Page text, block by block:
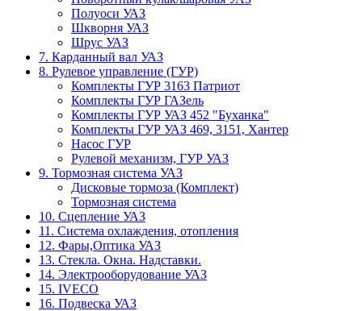
Полуоси УАЗ
Шкворня УАЗ
Шрус УАЗ
7. Карданный вал УАЗ
8. Рулевое управление (ГУР)
Комплекты ГУР 3163 Патриот
Комплекты ГУР ГАЗель
Комплекты ГУР УАЗ 452 "Буханка"
Комплекты ГУР УАЗ 469, 3151, Хантер
Насос ГУР
Рулевой механизм, ГУР УАЗ
9. Тормозная система УАЗ
Дисковые тормоза (Комплект)
Тормозная система
10. Сцепление УАЗ
11. Система охлаждения, отопления
12. Фары,Оптика УАЗ
13. Стекла. Окна. Надставки.
14. Электрооборудование УАЗ
15. IVECO
16. Подвеска УАЗ